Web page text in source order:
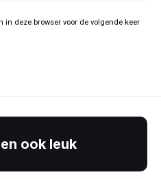
in deze browser voor de volgende keer
ook leuk